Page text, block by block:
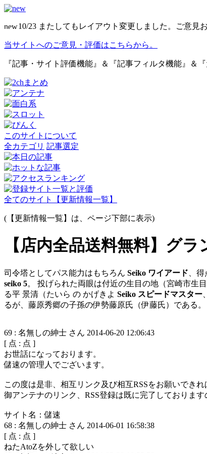
10/23 またしてもレイアウト変更しました。ご意見
当サイトへのご意見・評価はこちらから。
『記事・サイト評価機能』＆『記事フィルタ機能』＆
このサイトについて
全カテゴリ 記事選定
全てのサイト【更新情報一覧】
(【更新情報一覧】は、ページ下部に表示)
【店内全品送料無料】グ
司令塔としてパス能力はもちろん Seiko ワイアード 、
seiko 5。 投げられた両眼は付近の生目の地（宮崎市生
る平 景清（たいら の かげきよ Seiko スピードマスター
るが、藤原秀郷の子孫の伊勢藤原氏（伊藤氏）である。
69 : 名無しの紳士 さん 2014-06-20 12:06:43
[ 点 : 点 ]
お世話になっております。
儲速の管理人でございます。
この度は是非、相互リンク及び相互RSSをお願いでき
御アンテナのリンク、RSS登録は既に完了しております
サイト名：儲速
68 : 名無しの紳士 さん 2014-06-01 16:58:38
[ 点 : 点 ]
ねたAtoZを外して欲しい